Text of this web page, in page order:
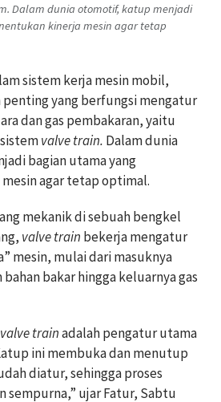
Dalam dunia otomotif, katup menjadi
kinerja mesin agar tetap
sistem kerja mesin mobil,
yang berfungsi mengatur
dan gas pembakaran, yaitu
valve train. Dalam dunia
bagian utama yang
agar tetap optimal.
mekanik di sebuah bengkel
valve train bekerja mengatur
mesin, mulai dari masuknya
bakar hingga keluarnya gas
valve trainadalah pengatur utama
ini membuka dan menutup
diatur, sehingga proses
sempurna,” ujar Fatur, Sabtu